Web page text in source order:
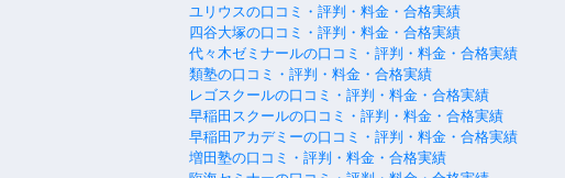
ユリウスの口コミ・評判・料金・合格実績
四谷大塚の口コミ・評判・料金・合格実績
代々木ゼミナールの口コミ・評判・料金・合格実績
類塾の口コミ・評判・料金・合格実績
レゴスクールの口コミ・評判・料金・合格実績
早稲田スクールの口コミ・評判・料金・合格実績
早稲田アカデミーの口コミ・評判・料金・合格実績
増田塾の口コミ・評判・料金・合格実績